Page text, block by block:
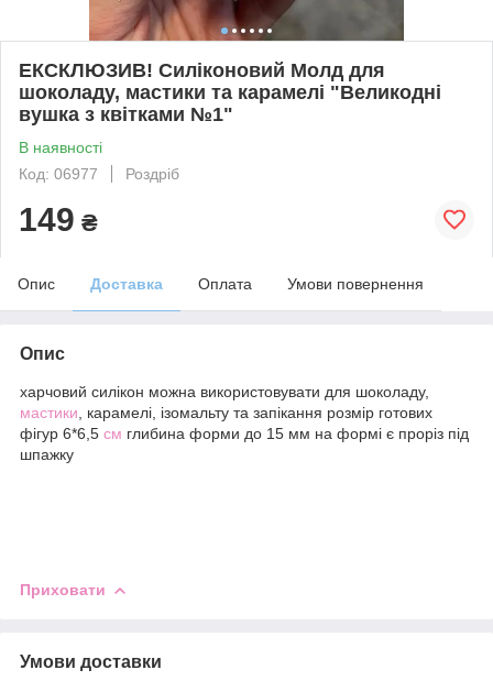
ЕКСКЛЮЗИВ! Силіконовий Молд для
шоколаду, мастики та карамелі "Великодні
вушка з квітками №1"
В наявності
Код: 06977
Роздріб
149 ₴
Опис Доставка Оплата Умови повернення
Опис
харчовий силікон можна використовувати для шоколаду,
мастики , карамелі, ізомальту та запікання розмір готових
фігур 6*6,5 см глибина форми до 15 мм на формі є проріз під
шпажку
Приховати
Умови доставки